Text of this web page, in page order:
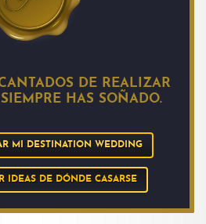
DE REALIZAR
HAS SOÑADO.
MI DESTINATION WEDDING
IDEAS DE DÓNDE CASARSE